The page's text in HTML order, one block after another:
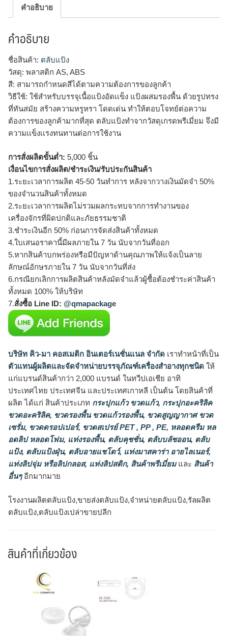
คำอธิบาย
คำอธิบาย
ชื่อสินค้า: ตลับแป้ง
วัสดุ: พลาสติก AS, ABS
สี: สามารถกำหนดสีได้ตามความต้องการของลูกค้า
วิธีใช้: ใช้สำหรับบรรจุเนื้อแป้งอัดเเข็ง แป้งผสมรองพื้น ด้วยรูปทรง
ที่ทันสมัย สร้างความหรูหรา โดดเด่น ทำให้ตอบโจทย์ต่อความ
ต้องการของลูกค้ามากที่สุด ตลับแป้งทำจากวัสดุเกรดพรีเมี่ยม จึงมี
ความเเข็งเเรงทนทานต่อการใช้งาน
การสั่งผลิตขั้นต่ำ: 5,000 ชิ้น
เงื่อนไขการสั่งผลิต/ชำระเงิน/รับประกันสินค้า
1.ระยะเวลาการผลิต 45-50 วันทำการ หลังจากวางเงินมัดจำ 50%
ของจำนวนสินค้าทั้งหมด
2.ระยะเวลาการผลิตไม่รวมผลกระทบจากการทำงานของ
เครื่องจักรที่ผิดปกติและภัยธรรมชาติ
3.ชำระเงินอีก 50% ก่อนการจัดส่งสินค้าทั้งหมด
4.ใบเสนอราคานี้มีผลภายใน 7 วัน นับจากวันที่ออก
5.หากสินค้าบกพร่องหรือมีปัญหาด้านคุณภาพให้แจ้งเป็นลาย
ลักษณ์อักษรภายใน 7 วัน นับจากวันที่ส่ง
6.กรณียกเลิกการผลิตสินค้าหลังมัดจำแล้วผู้ซื้อต้องชำระค่าสินค้า
ทั้งหมด 100% ให้บริษัท
7.สั่งซื้อ Line ID: @qmapackage
บริษัท คิว-มา คอสเมติก อินเตอร์เนชั่นแนล จำกัด เราทำหน้าที่เป็น
ตัวแทนผู้ผลิตและจัดจำหน่ายบรรจุภัณฑ์เครื่องสำอางทุกชนิด ให้
แก่แบรนด์สินค้ากว่า 2,000 แบรนด์ ในทวีปเอเชีย อาทิ
ประเทศไทย ประเทศจีน และประเทศเกาหลี เป็นต้น โดยสินค้าที่
ผลิต ได้แก่ สินค้าประเภท กระปุกแก้ว ขวดแก้ว, กระปุกอะคริลิค
ขวดอะคริลิค, ขวดรองพื้น ขวดแก้วรองพื้น, ขวดสูญญากาศ ขวด
เซรั่ม, ขวดดรอปเปอร์, ขวดสเปรย์ PET , PP , PE, หลอดครีม หล
อดลิป หลอดโฟม, แท่งรองพื้น, ตลับคุชชั่น, ตลับบลัชออน, ตลับ
แป้ง, ตลับแป้งฝุ่น, ตลับอายแชโดว์, แท่งมาสคาร่า อายไลเนอร์,
แท่งลิปจุ่ม หรือลิปกลอส, แท่งลิปสติก, สินค้าพรีเมี่ยมและ สินค้า
อื่นๆอีกมากมาย
โรงงานผลิตตลับแป้ง,ขายส่งตลับแป้ง,จำหน่ายตลับแป้ง,รัลผลิต
ตลับแป้ง,ตลับแป้งเปล่าขายปลีก
สินค้าที่เกี่ยวข้อง